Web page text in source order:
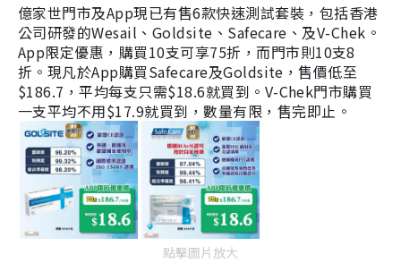
億家世門市及App現已有售6款快速測試套裝，包括香港
公司研發的Wesail、Goldsite、Safecare、及V-Chek。
App限定優惠，購買10支可享75折，而門市則10支8
折。現凡於App購買Safecare及Goldsite，售價低至
$186.7，平均每支只需$18.6就買到。V-Chek門市購買
一支平均不用$17.9就買到，數量有限，售完即止。
點擊圖片放大